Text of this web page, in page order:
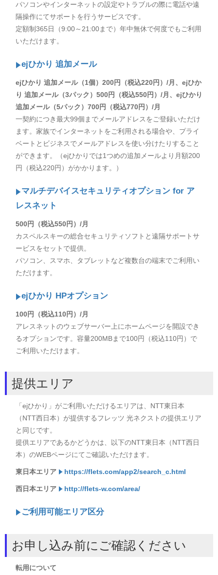
パソコンやインターネットの設定やトラブルの際に電話や遠
隔操作にてサポートを行うサービスです。
定額制365日（9:00～21:00まで）年中無休で何度でもご利用
いただけます。
ejひかり 追加メール
ejひかり 追加メール（1個）200円（税込220円）/月、ejひか
り 追加メール（3パック）500円（税込550円）/月、ejひかり
追加メール（5パック）700円（税込770円）/月
一契約につき最大99個までメールアドレスをご登録いただけ
ます。家族でインターネットをご利用される場合や、プライ
ベートとビジネスでメールアドレスを使い分けたりすること
ができます。（ejひかりでは1つめの追加メールより月額200
円（税込220円）がかかります。）
マルチデバイスセキュリティオプション for ア
レスネット
500円（税込550円）/月
カスペルスキーの総合セキュリティソフトと遠隔サポートサ
ービスをセットで提供。
パソコン、スマホ、タブレットなど複数台の端末でご利用い
ただけます。
ejひかり HPオプション
100円（税込110円）/月
アレスネットのウェブサーバー上にホームページを開設でき
るオプションです。容量200MBまで100円（税込110円）で
ご利用いただけます。
提供エリア
「ejひかり」がご利用いただけるエリアは、NTT東日本
（NTT西日本）が提供するフレッツ 光ネクストの提供エリア
と同じです。
提供エリアであるかどうかは、以下のNTT東日本（NTT西日
本）のWEBページにてご確認いただけます。
東日本エリア https://flets.com/app2/search_c.html
西日本エリア http://flets-w.com/area/
ご利用可能エリア区分
お申し込み前にご確認ください
転用について